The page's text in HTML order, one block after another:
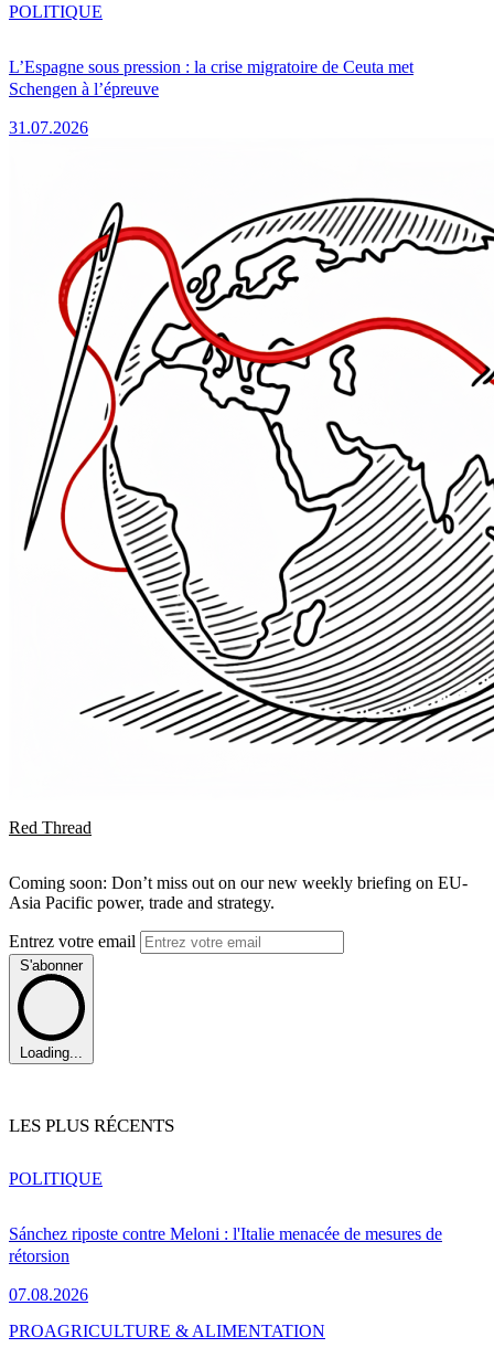
L’Espagne sous pression : la crise migratoire de Ceuta met
Schengen à l’épreuve
31.07.2026
POLITIQUE
Red Thread
Coming soon: Don’t miss out on our new weekly briefing on EU-
Asia Pacific power, trade and strategy.
Entrez votre email
S'abonner
Loading...
LES PLUS RÉCENTS
Sánchez riposte contre Meloni : l'Italie menacée de mesures de
rétorsion
07.08.2026
POLITIQUE
PROAGRICULTURE & ALIMENTATION